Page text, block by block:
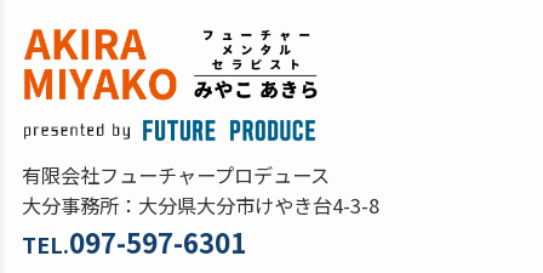
有限会社フューチャープロデュース
大分事務所：大分県大分市けやき台4-3-8
TEL.097-597-6301